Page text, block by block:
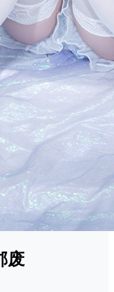
废